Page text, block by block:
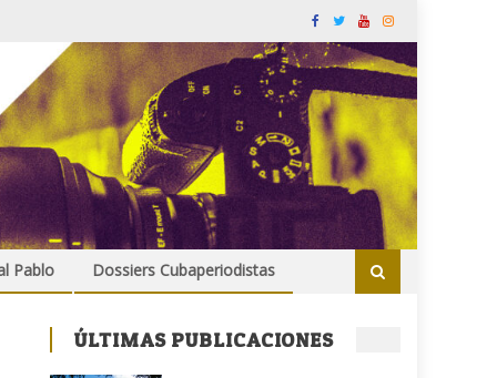
Pablo Dossiers Cubaperiodistas
ÚLTIMAS PUBLICACIONES